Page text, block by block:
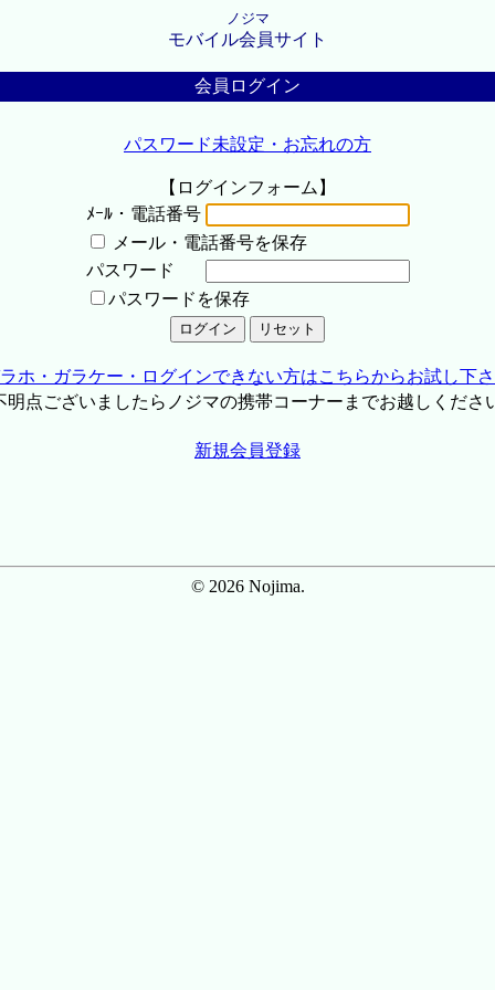
ノジマ
モバイル会員サイト
会員ログイン
パスワード未設定・お忘れの方
【ログインフォーム】
ﾒｰﾙ・電話番号
メール・電話番号を保存
パスワード
パスワードを保存
ホ・ガラケー・ログインできない方はこちらからお試し下
点ございましたらノジマの携帯コーナーまでお越しくださ
新規会員登録
© 2026 Nojima.